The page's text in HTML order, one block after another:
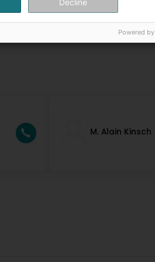
M. Alain Kinsch
Decline
Powered by